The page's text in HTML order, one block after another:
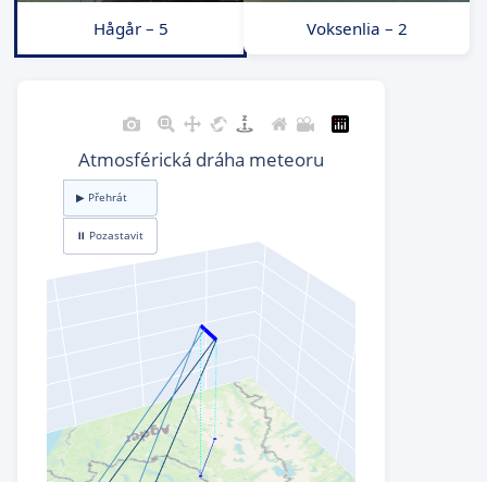
Hågår – 5 Voksenlia – 2